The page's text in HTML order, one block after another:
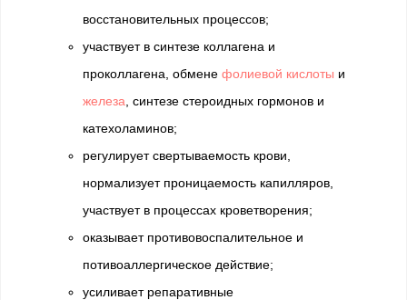
восстановительных процессов;
участвует в синтезе коллагена и
проколлагена, обмене фолиевой кислоты и
железа , синтезе стероидных гормонов и
катехоламинов;
регулирует свертываемость крови,
нормализует проницаемость капилляров,
участвует в процессах кроветворения;
оказывает противовоспалительное и
потивоаллергическое действие;
усиливает репаративные